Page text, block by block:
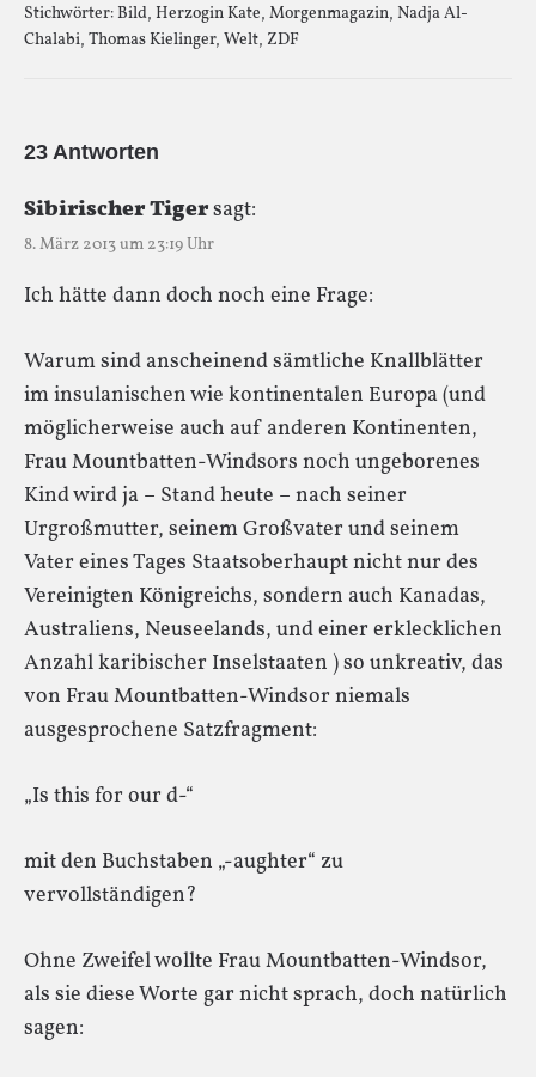
Stichwörter:Bild, Herzogin Kate, Morgenmagazin, Nadja Al-
Chalabi, Thomas Kielinger, Welt, ZDF
23 Antworten
Sibirischer Tigersagt:
8. März 2013 um 23:19 Uhr
Ich hätte dann doch noch eine Frage:
Warum sind anscheinend sämtliche Knallblätter
im insulanischen wie kontinentalen Europa (und
möglicherweise auch auf anderen Kontinenten,
Frau Mountbatten-Windsors noch ungeborenes
Kind wird ja – Stand heute – nach seiner
Urgroßmutter, seinem Großvater und seinem
Vater eines Tages Staatsoberhaupt nicht nur des
Vereinigten Königreichs, sondern auch Kanadas,
Australiens, Neuseelands, und einer erklecklichen
Anzahl karibischer Inselstaaten ) so unkreativ, das
von Frau Mountbatten-Windsor niemals
ausgesprochene Satzfragment:
„Is this for our d-“
mit den Buchstaben „-aughter“ zu
vervollständigen?
Ohne Zweifel wollte Frau Mountbatten-Windsor,
als sie diese Worte gar nicht sprach, doch natürlich
sagen: